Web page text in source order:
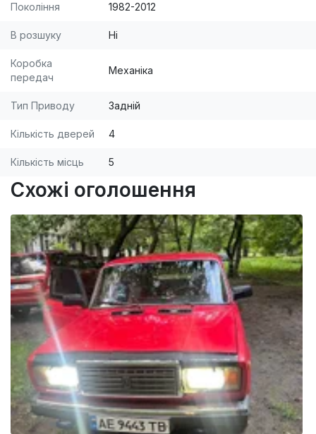
Покоління 1982-2012
В розшуку Ні
Коробка
передач
Механіка
Тип Приводу Задній
Кількість дверей 4
Кількість місць 5
Схожі оголошення